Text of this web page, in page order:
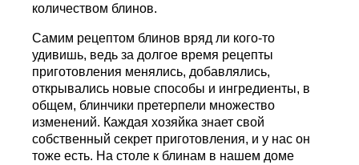
количеством блинов.
Самим рецептом блинов вряд ли кого-то
удивишь, ведь за долгое время рецепты
приготовления менялись, добавлялись,
открывались новые способы и ингредиенты, в
общем, блинчики претерпели множество
изменений. Каждая хозяйка знает свой
собственный секрет приготовления, и у нас он
тоже есть. На столе к блинам в нашем доме